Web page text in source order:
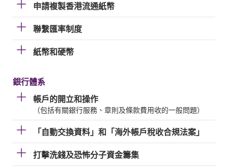
申請複製香港流通紙幣
聯繫匯率制度
紙幣和硬幣
銀行體系
帳戶的開立和操作
（包括有關銀行服務、章則及條款費用收的一般問題）
「自動交換資料」和「海外帳戶稅收合規法案」
打擊洗錢及恐怖分子資金籌集